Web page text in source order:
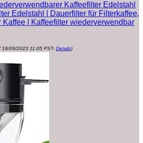
Kaffeefilter Edelstahl
Edelstahl | Dauerfilter für Filterkaffee,
Kaffee | Kaffeefilter wiederverwendbar
18/09/2023 11:05 PST- Details)